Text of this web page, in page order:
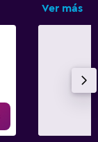
Ver más